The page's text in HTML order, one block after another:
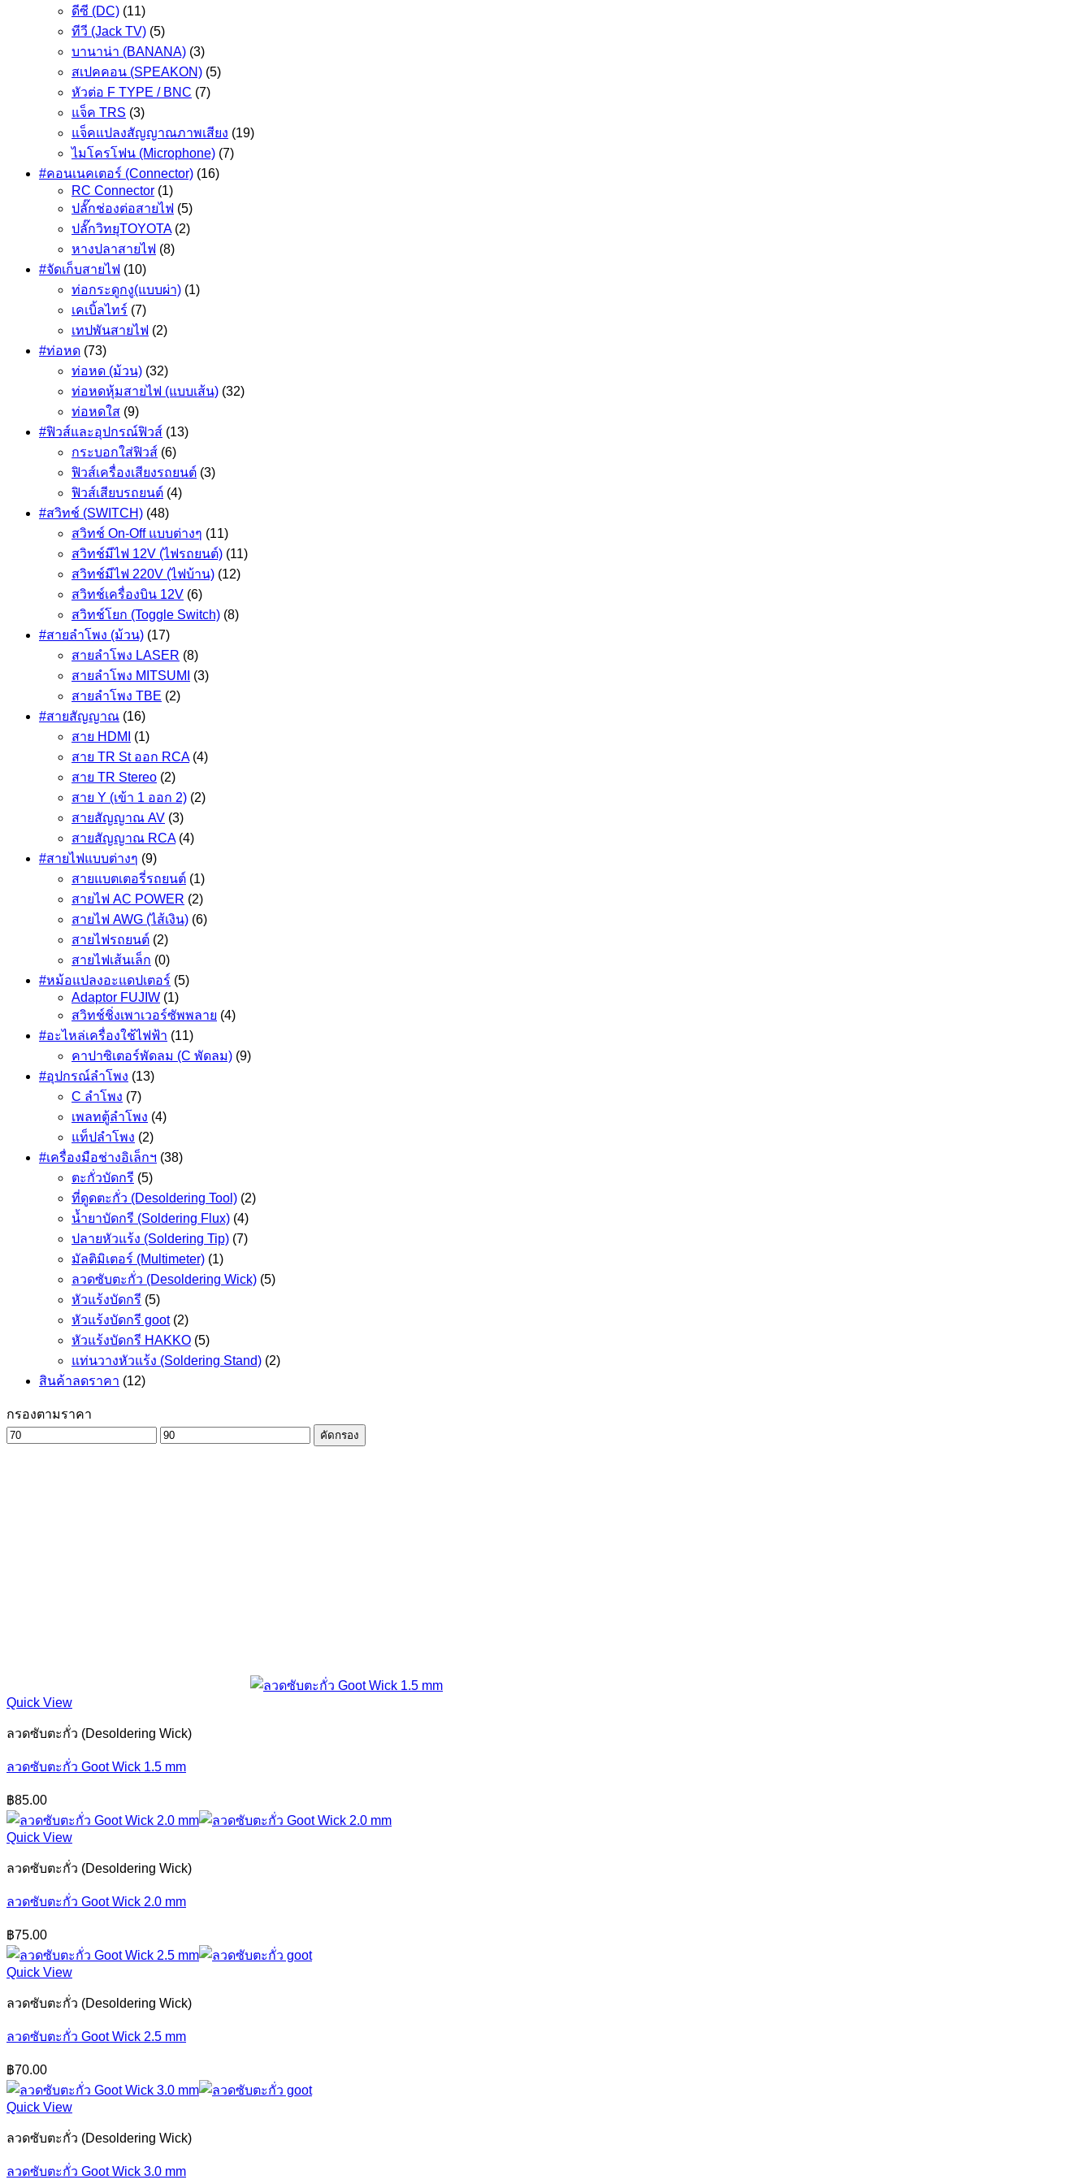
ดีซี (DC) (11)
ทีวี (Jack TV) (5)
บานาน่า (BANANA) (3)
สเปคคอน (SPEAKON) (5)
หัวต่อ F TYPE / BNC (7)
แจ็ค TRS (3)
แจ็คแปลงสัญญาณภาพเสียง (19)
ไมโครโฟน (Microphone) (7)
#คอนเนคเตอร์ (Connector) (16)
RC Connector (1)
ปลั๊กช่องต่อสายไฟ (5)
ปลั๊กวิทยุTOYOTA (2)
หางปลาสายไฟ (8)
#จัดเก็บสายไฟ (10)
ท่อกระดูกงู(แบบผ่า) (1)
เคเบิ้ลไทร์ (7)
เทปพันสายไฟ (2)
#ท่อหด (73)
ท่อหด (ม้วน) (32)
ท่อหดหุ้มสายไฟ (แบบเส้น) (32)
ท่อหดใส (9)
#ฟิวส์และอุปกรณ์ฟิวส์ (13)
กระบอกใส่ฟิวส์ (6)
ฟิวส์เครื่องเสียงรถยนต์ (3)
ฟิวส์เสียบรถยนต์ (4)
#สวิทช์ (SWITCH) (48)
สวิทช์ On-Off แบบต่างๆ (11)
สวิทช์มีไฟ 12V (ไฟรถยนต์) (11)
สวิทช์มีไฟ 220V (ไฟบ้าน) (12)
สวิทช์เครื่องบิน 12V (6)
สวิทช์โยก (Toggle Switch) (8)
#สายลำโพง (ม้วน) (17)
สายลำโพง LASER (8)
สายลำโพง MITSUMI
(3)
สายลำโพง TBE (2)
#สายสัญญาณ (16)
สาย HDMI
(1)
สาย TR St ออก RCA (4)
สาย TR Stereo (2)
สาย Y (เข้า 1 ออก 2) (2)
สายสัญญาณ AV (3)
สายสัญญาณ RCA (4)
#สายไฟแบบต่างๆ (9)
สายแบตเตอรี่รถยนต์ (1)
สายไฟ AC POWER (2)
สายไฟ AWG (ไส้เงิน) (6)
สายไฟรถยนต์ (2)
สายไฟเส้นเล็ก (0)
#หม้อแปลงอะแดปเตอร์ (5)
Adaptor FUJIW (1)
สวิทช์ชิ่งเพาเวอร์ซัพพลาย (4)
#อะไหล่เครื่องใช้ไฟฟ้า (11)
คาปาซิเตอร์พัดลม (C พัดลม) (9)
#อุปกรณ์ลำโพง (13)
C ลำโพง (7)
เพลทตู้ลำโพง (4)
แท็ปลำโพง (2)
#เครื่องมือช่างอิเล็กฯ (38)
ตะกั่วบัดกรี (5)
ที่ดูดตะกั่ว (Desoldering Tool) (2)
น้ำยาบัดกรี (Soldering Flux) (4)
ปลายหัวแร้ง (Soldering Tip) (7)
มัลติมิเตอร์ (Multimeter) (1)
ลวดซับตะกั่ว (Desoldering Wick) (5)
หัวแร้งบัดกรี (5)
หัวแร้งบัดกรี goot (2)
หัวแร้งบัดกรี HAKKO (5)
แท่นวางหัวแร้ง (Soldering Stand) (2)
สินค้าลดราคา (12)
กรองตามราคา
ราคา
ราคา
คัดกรอง
Quick View
ลวดซับตะกั่ว (Desoldering Wick)
ลวดซับตะกั่ว Goot Wick 1.5 mm
฿85.00
Quick View
ลวดซับตะกั่ว (Desoldering Wick)
ลวดซับตะกั่ว Goot Wick 2.0 mm
฿75.00
Quick View
ลวดซับตะกั่ว (Desoldering Wick)
ลวดซับตะกั่ว Goot Wick 2.5 mm
฿70.00
Quick View
ลวดซับตะกั่ว (Desoldering Wick)
ลวดซับตะกั่ว Goot Wick 3.0 mm